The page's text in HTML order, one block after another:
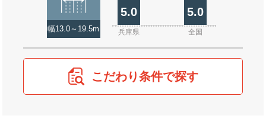
幅13.0～19.5m
5.0 5.0
兵庫県 全国
こだわり条件で探す